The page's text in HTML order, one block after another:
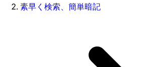
素早く検索、簡単暗記